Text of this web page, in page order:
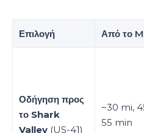
Επιλογή Από το
Οδήγηση προς
το Shark
Valley (US-41)
~30 mi,
55 min